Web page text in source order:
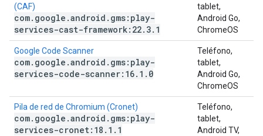
(CAF)
com. google .android . gms:play-
services-cast-framework:22. 3. 1
tablet,
Android Go,
ChromeOS
Google Code Scanner
com. google .android . gms:play-
services-code-scanner:16. 1 . 0
Teléfono,
tablet,
Android Go,
ChromeOS
Pila de red de Chromium (Cronet)
com. google .android . gms:play-
services-cronet:18 . 1 . 1
Teléfono,
tablet,
Android TV,